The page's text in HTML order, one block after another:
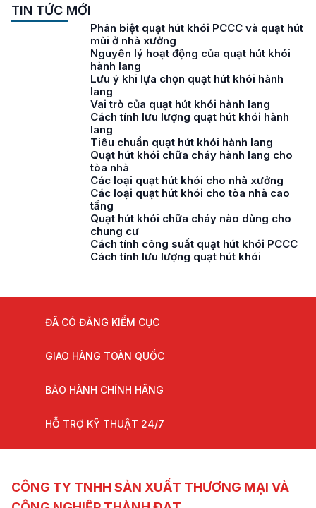
TIN TỨC MỚI
Phân biệt quạt hút khói PCCC và quạt hút
mùi ở nhà xưởng
Nguyên lý hoạt động của quạt hút khói
hành lang
Lưu ý khi lựa chọn quạt hút khói hành
lang
Vai trò của quạt hút khói hành lang
Cách tính lưu lượng quạt hút khói hành
lang
Tiêu chuẩn quạt hút khói hành lang
Quạt hút khói chữa cháy hành lang cho
tòa nhà
Các loại quạt hút khói cho nhà xưởng
Các loại quạt hút khói cho tòa nhà cao
tầng
Quạt hút khói chữa cháy nào dùng cho
chung cư
Cách tính công suất quạt hút khói PCCC
Cách tính lưu lượng quạt hút khói
ĐÃ CÓ ĐĂNG KIỂM CỤC
GIAO HÀNG TOÀN QUỐC
BẢO HÀNH CHÍNH HÃNG
HỖ TRỢ KỸ THUẬT 24/7
CÔNG TY TNHH SẢN XUẤT THƯƠNG MẠI VÀ